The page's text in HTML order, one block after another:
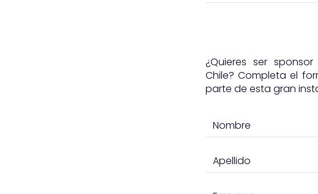
¿Quieres ser
Chile? Completa el
parte de esta gran